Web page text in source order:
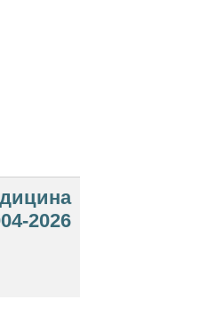
2026